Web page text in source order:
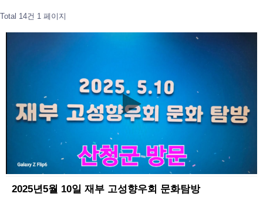
Total 14건 1 페이지
2025년5월 10일 재부 고성향우회 문화탐방